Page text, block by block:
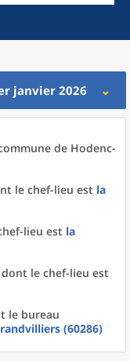
janvier 2026
de Hodenc-
le chef-lieu est la
lieu est la
dont le chef-lieu est
le bureau
(60286)